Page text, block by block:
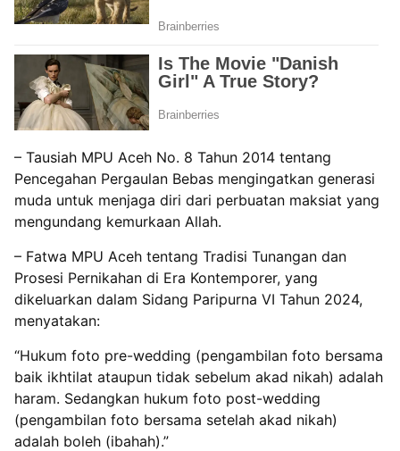
– ‌Tausiah MPU Aceh No. 8 Tahun 2014 tentang
Pencegahan Pergaulan Bebas mengingatkan generasi
muda untuk menjaga diri dari perbuatan maksiat yang
mengundang kemurkaan Allah.
– ‌Fatwa MPU Aceh tentang Tradisi Tunangan dan
Prosesi Pernikahan di Era Kontemporer, yang
dikeluarkan dalam Sidang Paripurna VI Tahun 2024,
menyatakan:
“Hukum foto pre-wedding (pengambilan foto bersama
baik ikhtilat ataupun tidak sebelum akad nikah) adalah
haram. Sedangkan hukum foto post-wedding
(pengambilan foto bersama setelah akad nikah)
adalah boleh (ibahah).”